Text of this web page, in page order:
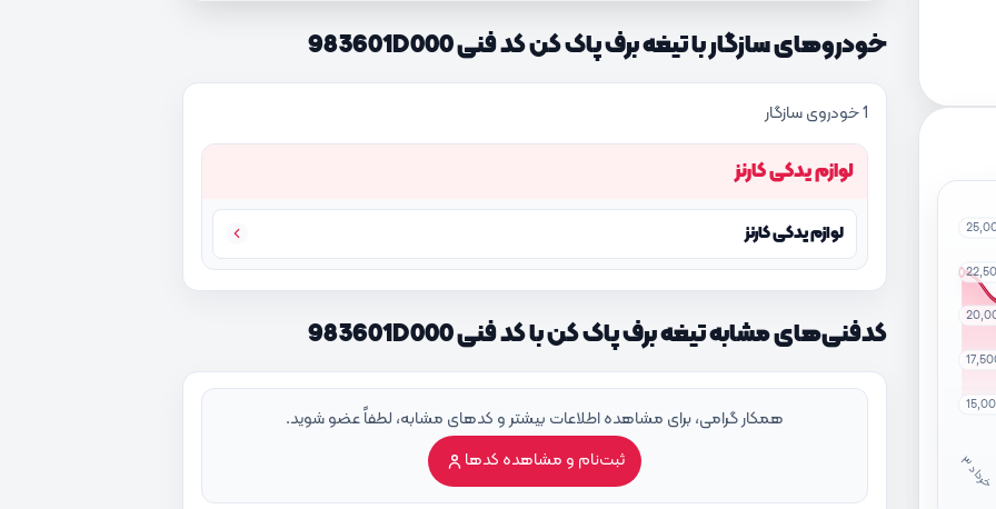
خ
ر
داد
۳
خودروهای سازگار با تیغه برف پاک کن کد فنی 983601D000
1 خودروی سازگار
لوازم یدکی کارنز
لوازم یدکی کارنز
کدفنی‌های مشابه تیغه برف پاک کن با کد فنی 983601D000
همکار گرامی، برای مشاهده اطلاعات بیشتر و کدهای مشابه، لطفاً عضو شوید.
ثبت‌نام و مشاهده کدها